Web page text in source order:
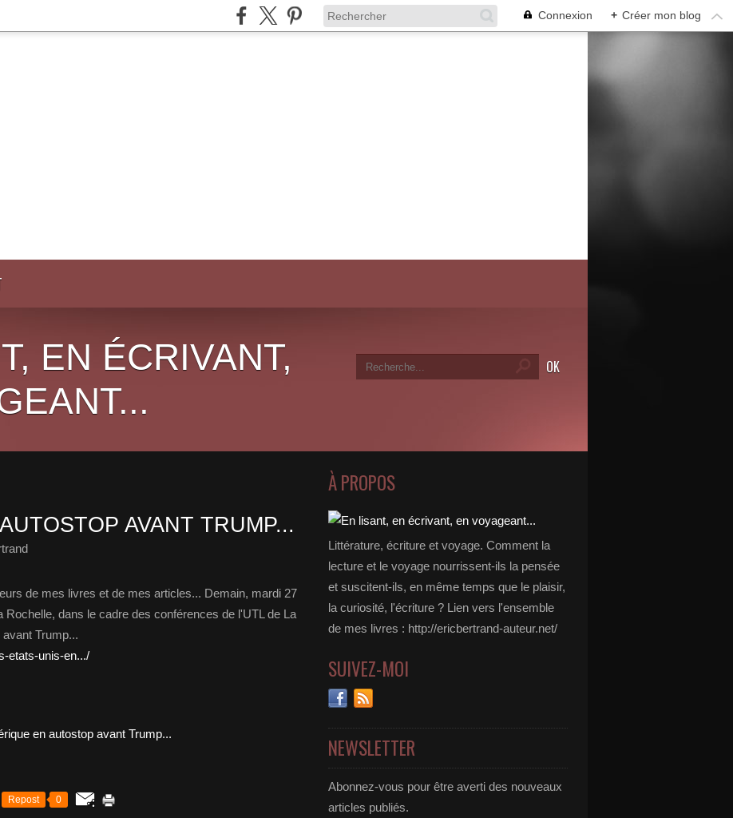
Connexion + Créer mon blog
EN ÉCRIVANT,
AVANT TRUMP...
de mes livres et de mes articles... Demain, mardi 27
Rochelle, dans le cadre des conférences de l'UTL de La
Trump...
etats-unis-en.../
Repost 0
À PROPOS
Littérature, écriture et voyage. Comment la
lecture et le voyage nourrissent-ils la pensée
et suscitent-ils, en même temps que le plaisir,
la curiosité, l'écriture ? Lien vers l'ensemble
de mes livres : http://ericbertrand-auteur.net/
SUIVEZ-MOI
NEWSLETTER
Abonnez-vous pour être averti des nouveaux
articles publiés.